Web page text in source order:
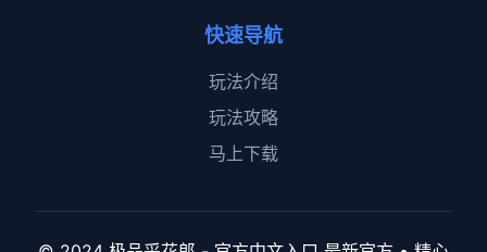
快速导航
玩法介绍
玩法攻略
马上下载